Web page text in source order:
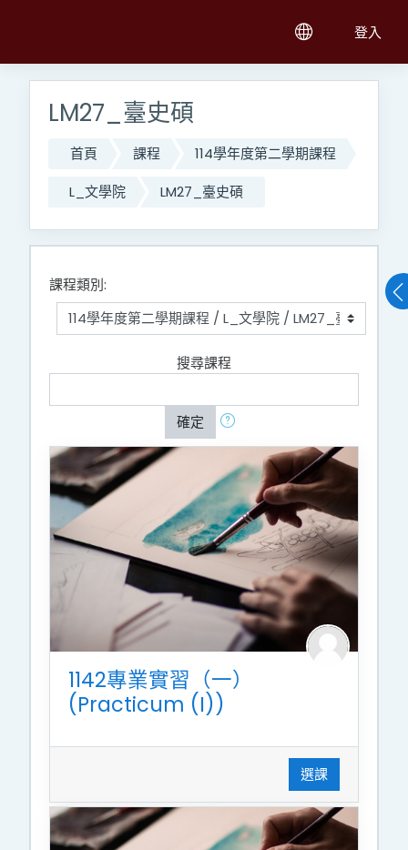
登入
LM27_臺史碩
首頁 課程
114學年度第二學期課程
L_文學院
LM27_臺史碩
課程類別:
搜尋課程
確定
1142專業實習（一）
(Practicum (I))
選課